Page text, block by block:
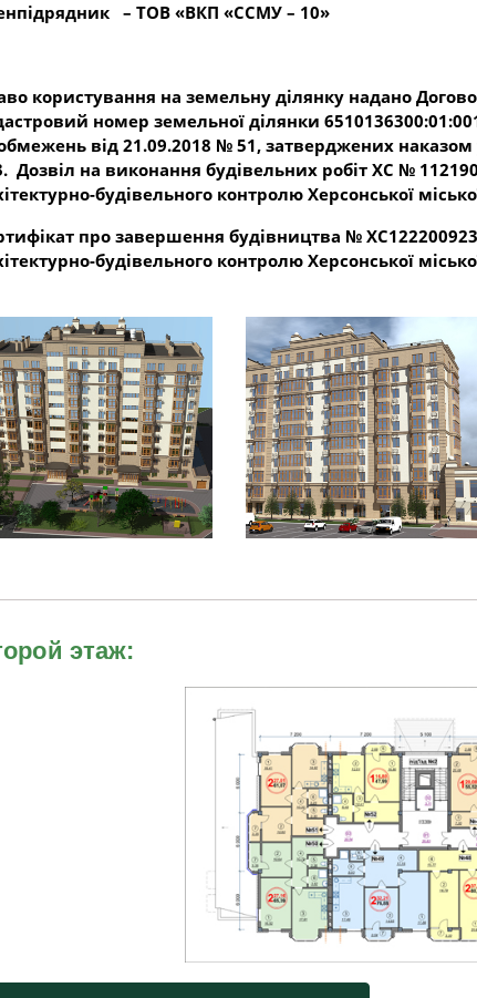
– ТОВ «ВКП «ССМУ – 10»
користування на земельну ділянку надано
номер земельної ділянки
від 21.09.2018 № 51, затверджених
Дозвіл на виконання будівельних робіт ХС №
будівельного контролю Херсонської
про завершення будівництва №
будівельного контролю Херсонської
этаж: